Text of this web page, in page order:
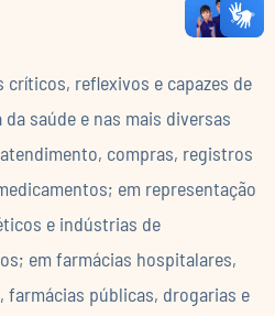
reflexivos e capazes de
saúde e nas mais diversas
compras, registros
em representação
e indústrias de
em farmácias hospitalares,
farmácias públicas, drogarias e